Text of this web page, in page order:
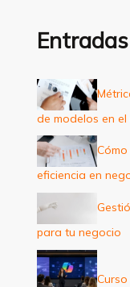
a
p
o
r
:
de modelos en
eficiencia en
para tu negocio